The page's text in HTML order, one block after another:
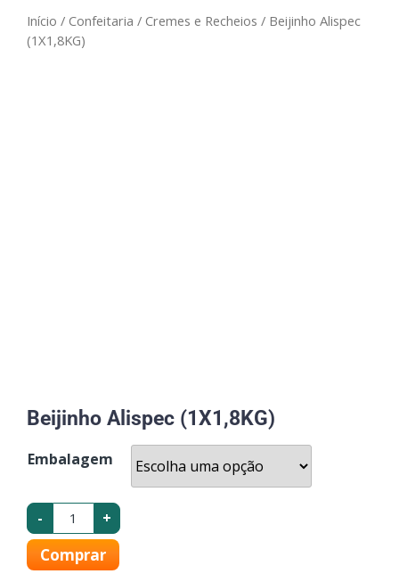
Início / Confeitaria / Cremes e Recheios / Beijinho Alispec
(1X1,8KG)
Beijinho Alispec (1X1,8KG)
Embalagem
- +
Comprar